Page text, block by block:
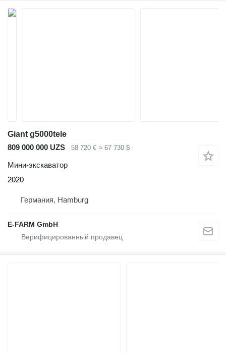
Giant g5000tele
809 000 000 UZS
58 720 € ≈ 67 730 $
Мини-экскаватор
2020
Германия, Hamburg
E-FARM GmbH